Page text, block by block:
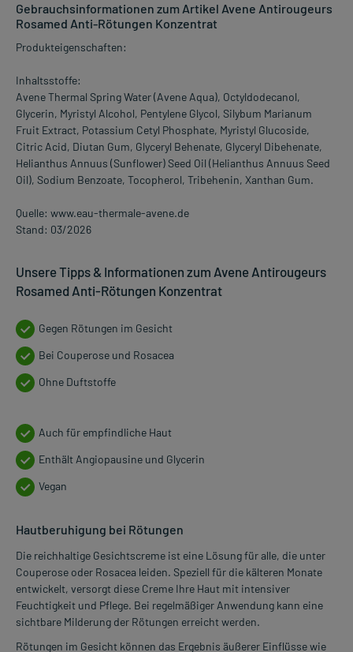
Gebrauchsinformationen zum Artikel Avene Antirougeurs
Rosamed Anti-Rötungen Konzentrat
Produkteigenschaften:
Inhaltsstoffe:
Avene Thermal Spring Water (Avene Aqua), Octyldodecanol,
Glycerin, Myristyl Alcohol, Pentylene Glycol, Silybum Marianum
Fruit Extract, Potassium Cetyl Phosphate, Myristyl Glucoside,
Citric Acid, Diutan Gum, Glyceryl Behenate, Glyceryl Dibehenate,
Helianthus Annuus (Sunflower) Seed Oil (Helianthus Annuus Seed
Oil), Sodium Benzoate, Tocopherol, Tribehenin, Xanthan Gum.
Quelle: www.eau-thermale-avene.de
Stand: 03/2026
Unsere Tipps & Informationen zum Avene Antirougeurs
Rosamed Anti-Rötungen Konzentrat
Gegen Rötungen im Gesicht
Bei Couperose und Rosacea
Ohne Duftstoffe
Auch für empfindliche Haut
Enthält Angiopausine und Glycerin
Vegan
Hautberuhigung bei Rötungen
Die reichhaltige Gesichtscreme ist eine Lösung für alle, die unter
Couperose oder Rosacea leiden. Speziell für die kälteren Monate
entwickelt, versorgt diese Creme Ihre Haut mit intensiver
Feuchtigkeit und Pflege. Bei regelmäßiger Anwendung kann eine
sichtbare Milderung der Rötungen erreicht werden.
Rötungen im Gesicht können das Ergebnis äußerer Einflüsse wie